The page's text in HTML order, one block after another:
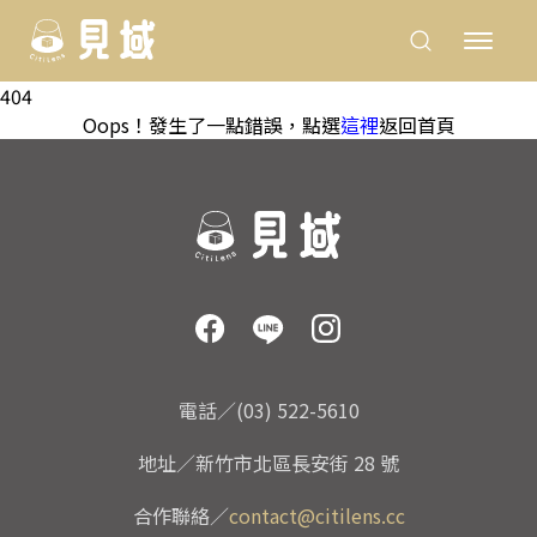
404
Oops！發生了一點錯誤，點選這裡返回首頁
電話／(03) 522-5610
地址／新竹市北區長安街 28 號
合作聯絡／contact@citilens.cc